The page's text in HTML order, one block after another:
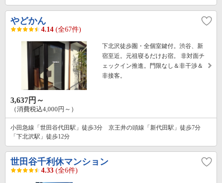
やどかん
4.14 (全67件)
下北沢徒歩圏・全個室鍵付。渋谷、新
宿至近。元祖寝るだけお宿。 非対面チ
ェックイン推進。門限なし＆非干渉＆
非接客。
3,637円～
（消費税込4,000円～）
小田急線「世田谷代田駅」徒歩3分 京王井の頭線「新代田駅」徒歩7分
「下北沢駅」徒歩12分
世田谷千利休マンション
4.33 (全6件)